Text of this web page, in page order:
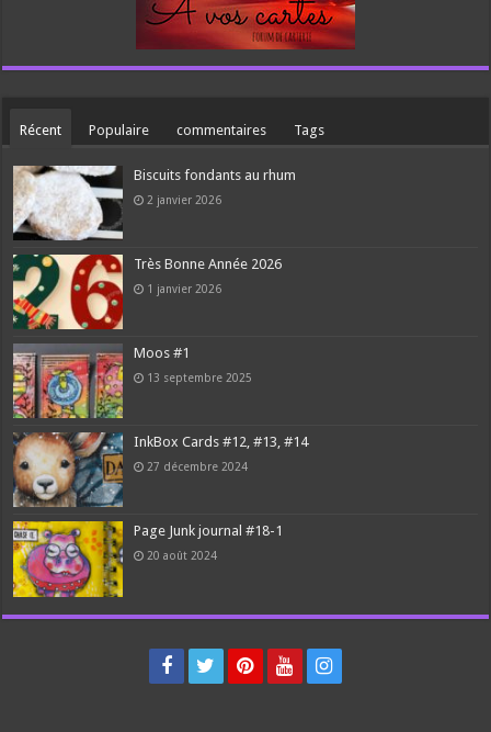
Récent Populaire commentaires Tags
Biscuits fondants au rhum
2 janvier 2026
Très Bonne Année 2026
1 janvier 2026
Moos #1
13 septembre 2025
InkBox Cards #12, #13, #14
27 décembre 2024
Page Junk journal #18-1
20 août 2024